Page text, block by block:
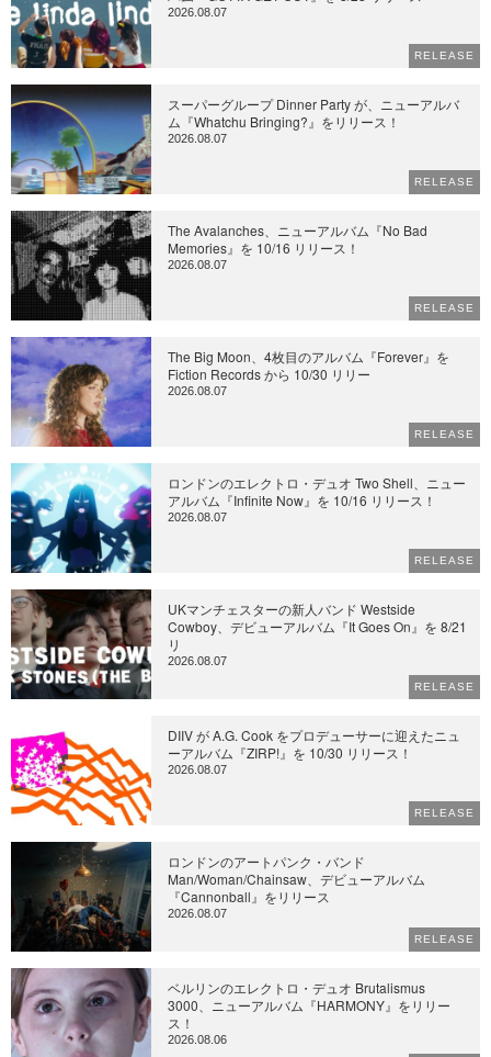
2026.08.07
RELEASE
スーパーグループ Dinner Party が、ニューアルバ
ム『Whatchu Bringing?』をリリース！
2026.08.07
RELEASE
The Avalanches、ニューアルバム『No Bad
Memories』を 10/16 リリース！
2026.08.07
RELEASE
The Big Moon、4枚目のアルバム『Forever』を
Fiction Records から 10/30 リリー
2026.08.07
RELEASE
ロンドンのエレクトロ・デュオ Two Shell、ニュー
アルバム『Infinite Now』を 10/16 リリース！
2026.08.07
RELEASE
UKマンチェスターの新人バンド Westside
Cowboy、デビューアルバム『It Goes On』を 8/21
リ
2026.08.07
RELEASE
DIIV が A.G. Cook をプロデューサーに迎えたニュ
ーアルバム『ZIRP!』を 10/30 リリース！
2026.08.07
RELEASE
ロンドンのアートパンク・バンド
Man/Woman/Chainsaw、デビューアルバム
『Cannonball』をリリース
2026.08.07
RELEASE
ベルリンのエレクトロ・デュオ Brutalismus
3000、ニューアルバム『HARMONY』をリリー
ス！
2026.08.06